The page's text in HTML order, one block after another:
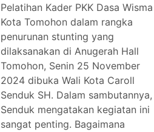
Pelatihan Kader PKK Dasa Wisma
Kota Tomohon dalam rangka
penurunan stunting yang
dilaksanakan di Anugerah Hall
Tomohon, Senin 25 November
2024 dibuka Wali Kota Caroll
Senduk SH. Dalam sambutannya,
Senduk mengatakan kegiatan ini
sangat penting. Bagaimana